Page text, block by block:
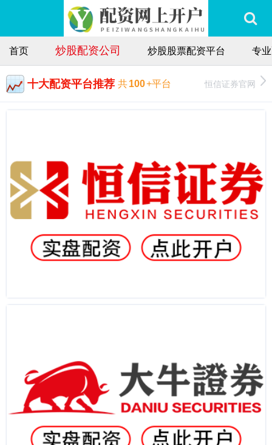
首页 炒股配资公司 炒股股票配资平台 专
十大配资平台推荐 共100+平台 恒信证券官网